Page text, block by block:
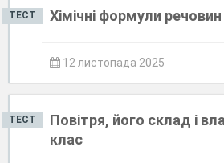
ТЕСТ Хімічні формули речовин
12 листопада 2025
ТЕСТ
Повітря, його склад і
клас